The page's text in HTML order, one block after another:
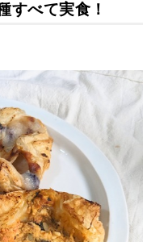
すべて実食！